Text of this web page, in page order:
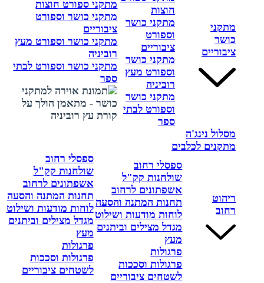
מתקני
כושר
ציבוריים
חוצות
מתקני כושר
וספורט
ציבוריים
מתקני כושר
וספורט מעץ
רוביניה
מתקני כושר
וספורט לבתי
ספר
מתקני ספורט חוצות
מתקני כושר וספורט
ציבוריים
מתקני כושר וספורט מעץ
רוביניה
מתקני כושר וספורט לבתי
ספר
מסלול נינג'ה
מתקנים לכלבים
ריהוט
רחוב
ספסלי רחוב
שולחנות קק"ל
אשפתונים לרחוב
תחנות המתנה והסעה
לוחות מודעות ושילוט
מגדל מצילים וביתנים
מעץ
פרגולות
פרגולות וסככות
לשטחים ציבוריים
ספסלי רחוב
שולחנות קק"ל
אשפתונים לרחוב
תחנות המתנה והסעה
לוחות מודעות ושילוט
מגדל מצילים וביתנים
מעץ
פרגולות
פרגולות וסככות
לשטחים ציבוריים